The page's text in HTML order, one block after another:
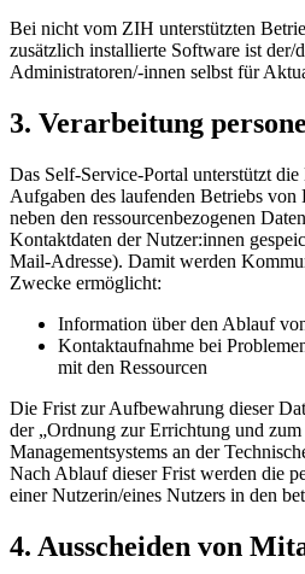
Bei nicht vom ZIH unterstützten
zusätzlich installierte Software ist der/
Administratoren/-innen selbst für
3. Verarbeitung
Das Self-Service-Portal unterstützt
Aufgaben des laufenden Betriebs von
neben den ressourcenbezogenen
Kontaktdaten der Nutzer:innen
Mail-Adresse). Damit werden
Zwecke ermöglicht:
Information über den Ablauf
Kontaktaufnahme bei
mit den Ressourcen
Die Frist zur Aufbewahrung dieser
der „Ordnung zur Errichtung und
Managementsystems an der
Nach Ablauf dieser Frist werden die
einer Nutzerin/eines Nutzers in den
4. Ausscheiden von